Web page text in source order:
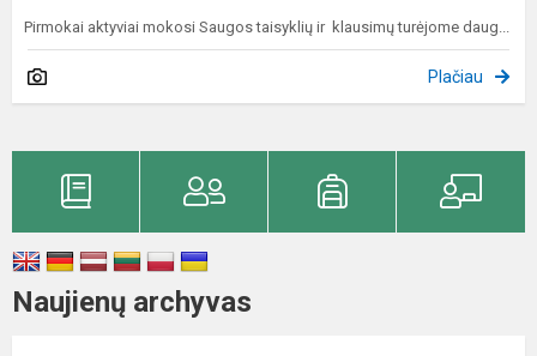
Pirmokai aktyviai mokosi Saugos taisyklių ir klausimų turėjome daug...
Plačiau
Naujienų archyvas